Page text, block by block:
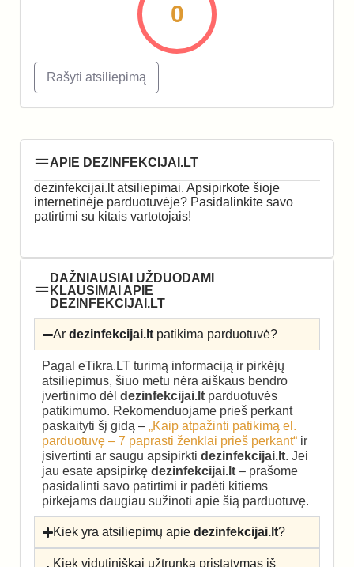
0
Rašyti atsiliepimą
APIE DEZINFEKCIJAI.LT
dezinfekcijai.lt atsiliepimai. Apsipirkote šioje
internetinėje parduotuvėje? Pasidalinkite savo
patirtimi su kitais vartotojais!
DAŽNIAUSIAI UŽDUODAMI
KLAUSIMAI APIE
DEZINFEKCIJAI.LT
Ardezinfekcijai.lt patikima parduotuvė?
Pagal eTikra.LT turimą informaciją ir pirkėjų
atsiliepimus, šiuo metu nėra aiškaus bendro
įvertinimo dėl dezinfekcijai.lt parduotuvės
patikimumo. Rekomenduojame prieš perkant
paskaityti šį gidą – „Kaip atpažinti patikimą el.
parduotuvę – 7 paprasti ženklai prieš perkant“ ir
įsivertinti ar saugu apsipirkti dezinfekcijai.lt. Jei
jau esate apsipirkę dezinfekcijai.lt – prašome
pasidalinti savo patirtimi ir padėti kitiems
pirkėjams daugiau sužinoti apie šią parduotuvę.
Kiek yra atsiliepimų apiedezinfekcijai.lt?
Kiek vidutiniškai užtrunka pristatymas iš